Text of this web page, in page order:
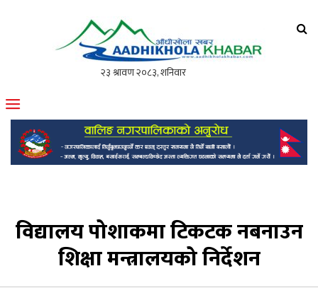
मोफसलकै लोकप्रिय अनलाइन पत्रिका
विद्यालय पोशाकमा टिकटक नबनाउन
शिक्षा मन्त्रालयको निर्देशन